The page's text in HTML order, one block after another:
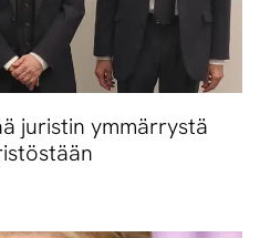
juristin ymmärrystä